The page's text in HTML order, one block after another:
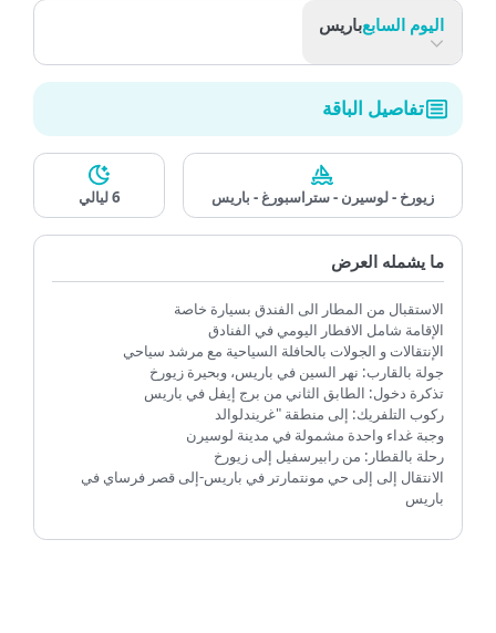
اليوم السابعباريس
تفاصيل الباقة
زيورخ - لوسيرن - ستراسبورغ - باريس
ما يشمله العرض
الاستقبال من المطار الى الفندق بسيارة خاصة
الإقامة شامل الافطار اليومي في الفنادق
الإنتقالات و الجولات بالحافلة السياحية مع مرشد سياحي
جولة بالقارب: نهر السين في باريس، وبحيرة زيورخ
تذكرة دخول: الطابق الثاني من برج إيفل في باريس
ركوب التلفريك: إلى منطقة "غريندلوالد
وجبة غداء واحدة مشمولة في مدينة لوسيرن
رحلة بالقطار: من رابيرسفيل إلى زيورخ
الانتقال إلى إلى حي مونتمارتر في باريس-إلى قصر فرساي في